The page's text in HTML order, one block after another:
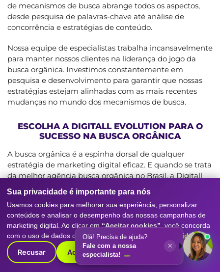
de mecanismos de busca abrange todos os aspectos,
desde pesquisa de palavras-chave até análise de
concorrência e estratégias de conteúdo.
Nossa equipe de especialistas trabalha incansavelmente
para manter nossos clientes na liderança do jogo da
busca orgânica. Investimos constantemente em
pesquisa e desenvolvimento para garantir que nossas
estratégias estejam alinhadas com as mais recentes
mudanças no mundo dos mecanismos de busca.
ESCOLHA A DIGITALL EVOLUTION PARA O
SUCESSO NA BUSCA ORGÂNICA
A busca orgânica é a espinha dorsal de qualquer
estratégia de marketing digital eficaz. E quando se trata
da melhor agência busca orgânica no Brasil, a Digitall
Evolution se destaca como a escolha óbvia. Com nossa
expertise em SEO, estratégias personalizadas, análise de
dados avançada e compromisso com o sucesso do
cliente, estamos prontos para levar o seu negócio ao
próximo nível.
Não perca tempo, entre em contato conosco hoje
mesmo e descubra como podemos ajudá-lo a
Sua privacidade é importante para nós
Usamos cookies para melhorar sua experiência, personalizar
conteúdos e analisar o desempenho das nossas campanhas de
marketing digital. Ao clicar em “Aceitar cookies” , você concorda
com o uso de dados conforme nossaPolítica de Privacidade.
Recusar Aceitar cookies
Olá! Precisa de ajuda?
Fale com a nossa
especialista!
×